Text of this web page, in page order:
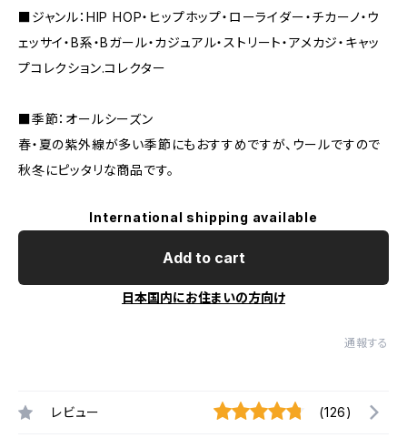
■ジャンル：HIP HOP・ヒップホップ・ローライダー・チカーノ・ウ
ェッサイ・B系・Bガール・カジュアル・ストリート・アメカジ・キャッ
プコレクション.コレクター
■季節：オールシーズン
春・夏の紫外線が多い季節にもおすすめですが、ウールですので
秋冬にピッタリな商品です。
International shipping available
Add to cart
日本国内にお住まいの方向け
通報する
レビュー (126)